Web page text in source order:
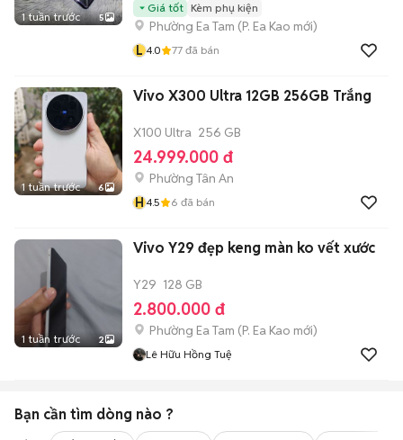
1 tuần trước 5
Giá tốt Kèm phụ kiện
Phường Ea Tam (P. Ea Kao mới)
L 4.0 77 đã bán
1 tuần trước 6
Vivo X300 Ultra 12GB 256GB Trắng
X100 Ultra 256 GB
24.999.000 đ
Phường Tân An
H4.5 6 đã bán
1 tuần trước 2
Vivo Y29 đẹp keng màn ko vết xước
Y29 128 GB
2.800.000 đ
Phường Ea Tam (P. Ea Kao mới)
Lê Hữu Hồng Tuệ
Bạn cần tìm dòng nào ?